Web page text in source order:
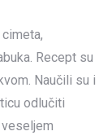
Recept su
Naučili su i
odlučiti